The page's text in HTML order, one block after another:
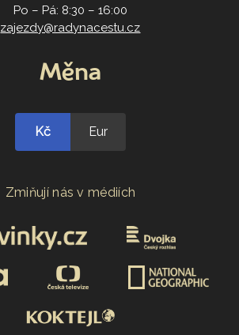
Po – Pá: 8:30 – 16:00
zajezdy@radynacestu.cz
Měna
Kč Eur
Zmiňují nás v médiích